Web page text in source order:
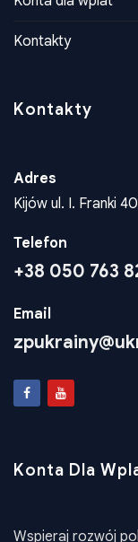
Kontakty
Kontakty
Adres
Kijów ul. I. Franki
Telefon
+38 050 763
Email
Konta Dla
Wspieraj rozwój